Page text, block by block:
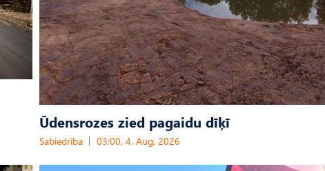
Ūdensrozes zied pagaidu dīķī
Sabiedrība 03:00, 4. Aug, 2026